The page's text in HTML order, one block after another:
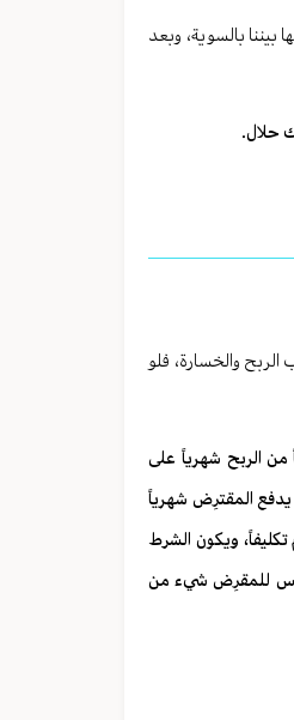
بالسوية، وبعد
حلال.
والخسارة، فلو
من الربح شهرياً على
يدفع المقترِض شهرياً
ويكون الشرط
للمقرِض شيء من